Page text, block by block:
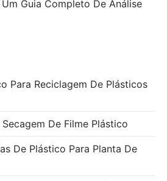
Guia Completo De Análise
Para Reciclagem De Plásticos
De Filme Plástico
De Plástico Para Planta De